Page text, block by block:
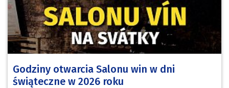
Godziny otwarcia Salonu win w dni
świąteczne w 2026 roku